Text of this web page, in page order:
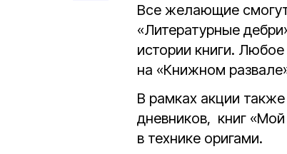
Все желающие смогут
«Литературные
истории книги.
на «Книжном
В рамках акции
дневников, книг «Мой
в технике оригами.